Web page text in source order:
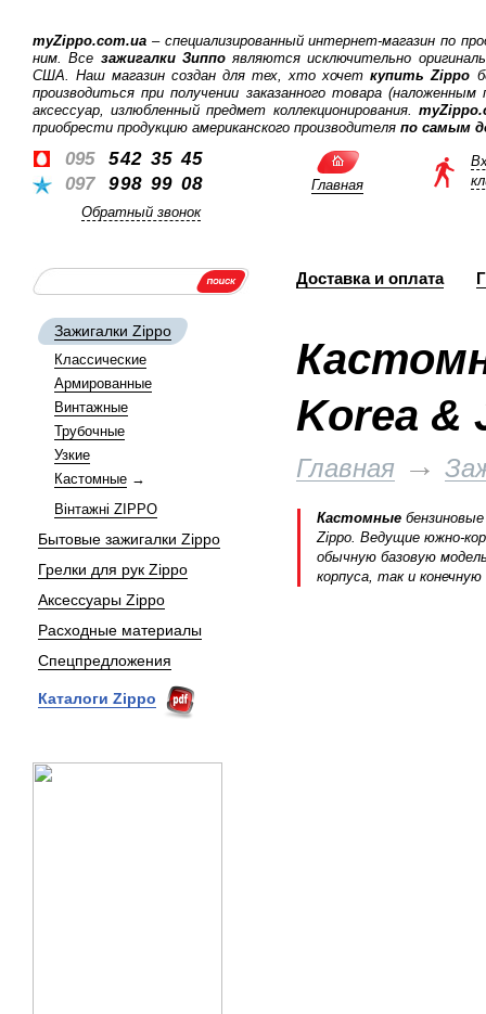
myZippo.com.ua – специализированный интернет-магазин по
ним. Все зажигалки Зиппоявляются исключительно
США. Наш магазин создан для тех, хто хочеткупить Zippo
производиться при получении заказанного товара
аксессуар, излюбленный предмет коллекционирования.
приобрести продукцию американского производителя по самым
095
542 35 45
097
998 99 08
Обратный звонок
Главная
Зажигалки Zippo
Классические
Армированные
Винтажные
Трубочные
Узкие
Кастомные →
Вінтажні ZIPPO
Бытовые зажигалки Zippo
Грелки для рук Zippo
Аксессуары Zippo
Расходные материалы
Спецпредложения
Каталоги Zippo
Доставка и оплата
Korea &
Главная →
Кастомные
Zippo. Ведущие южно-
обычную базовую
корпуса, так и